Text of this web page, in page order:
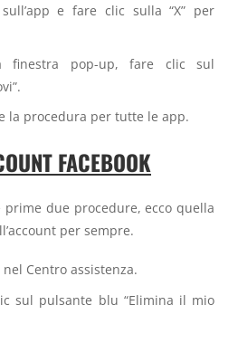
e fare clic sulla “X” per
finestra pop-up, fare clic sul
la procedura per tutte le app.
FACEBOOK
prime due procedure, ecco quella
per sempre.
Centro assistenza.
sul pulsante blu “Elimina il mio